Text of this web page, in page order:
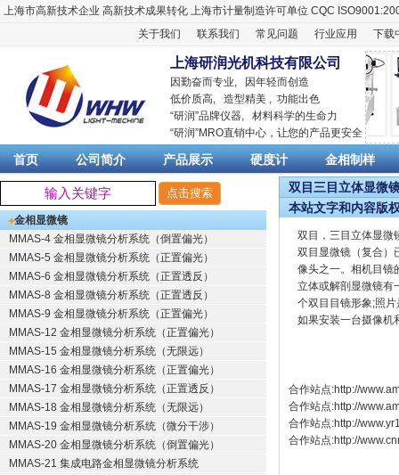
上海市高新技术企业 高新技术成果转化 上海市计量制造许可单位 CQC
关于我们
联系我们 常见问题 行业应用 下载
上海研润光机科技有限公司
因勤奋而专业, 因年轻而创造
低价质高, 造型精美 , 功能出色
“研润”品牌仪器, 材料科学的生命力
“研润”MRO直销中心，让您的产品更安全
首页 公司简介 产品展示 硬度计 金相制样
金相显微镜
MMAS-4 金相显微镜分析系统（倒置偏光）
MMAS-5 金相显微镜分析系统（正置偏光）
MMAS-6 金相显微镜分析系统（正置透反）
MMAS-8 金相显微镜分析系统（正置透反）
MMAS-9 金相显微镜分析系统（正置偏光）
MMAS-12 金相显微镜分析系统（正置偏光）
MMAS-15 金相显微镜分析系统（无限远）
MMAS-16 金相显微镜分析系统（正置偏光）
MMAS-17 金相显微镜分析系统（正置透反）
MMAS-18 金相显微镜分析系统（无限远）
MMAS-19 金相显微镜分析系统（微分干涉）
MMAS-20 金相显微镜分析系统（倒置偏光）
MMAS-21 集成电路金相显微镜分析系统
双目三目立体显微
本站文字和内容版
双目，三目立体显微
双目显微镜（复合）
像头之一。相机目镜
立体或解剖显微镜有
个双目目镜形象;照
如果安装一台摄像机
合作站点:http://
合作站点:http://
合作站点:http://
合作站点:http://